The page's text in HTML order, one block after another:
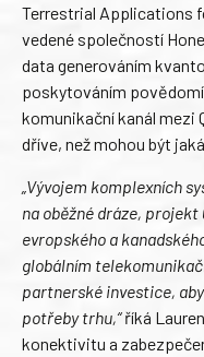
Terrestrial Applications
vedené společností
data generováním
poskytováním
komunikační kanál mezi
dříve, než mohou být
„Vývojem komplexních
na oběžné dráze,
evropského a
globálním
partnerské investice,
potřeby trhu,“říká
konektivitu a